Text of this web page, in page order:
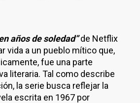
años de soledad”de Netflix
vida a un pueblo mítico que,
fue una parte
literaria. Tal como describe
la serie busca reflejar la
escrita en 1967 por